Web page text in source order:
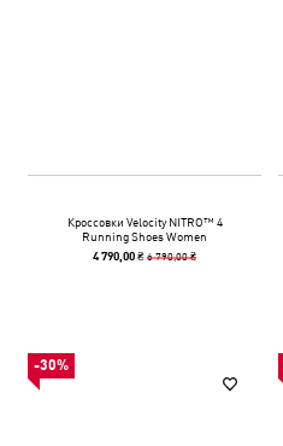
Кроссовки Velocity NITRO™ 4
Running Shoes Women
4 790,00 ₴6 790,00 ₴
-30%